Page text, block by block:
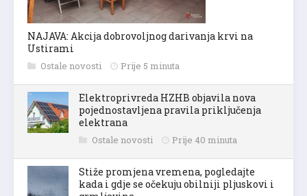
NAJAVA: Akcija dobrovoljnog darivanja krvi na
Ustirami
Ostale novosti Prije 5 minuta
Elektroprivreda HZHB objavila nova
pojednostavljena pravila priključenja
elektrana
Ostale novosti Prije 40 minuta
Stiže promjena vremena, pogledajte
kada i gdje se očekuju obilniji pljuskovi i